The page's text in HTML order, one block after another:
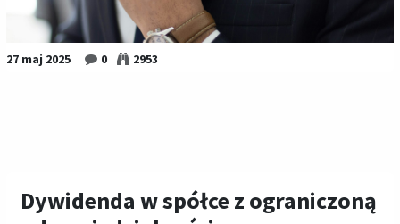
27 maj 2025 0 2953
Dywidenda w spółce z ograniczoną